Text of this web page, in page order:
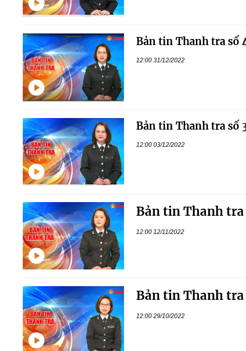
Bản tin Thanh tra số
12:00 31/12/2022
Bản tin Thanh tra số
12:00 03/12/2022
Bản tin Thanh tra
12:00 12/11/2022
Bản tin Thanh tra
12:00 29/10/2022